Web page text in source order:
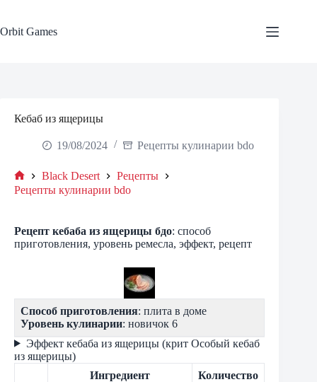
content
Orbit Games
Кебаб из ящерицы
19/08/2024 Рецепты кулинарии bdo
Home
Black Desert
Рецепты
Рецепты кулинарии bdo
Рецепт кебаба из ящерицы бдо: способ
приготовления, уровень ремесла, эффект, рецепт
Способ приготовления: плита в доме
Уровень кулинарии: новичок 6
Эффект кебаба из ящерицы (крит Особый кебаб
из ящерицы)
Ингредиент
Количество